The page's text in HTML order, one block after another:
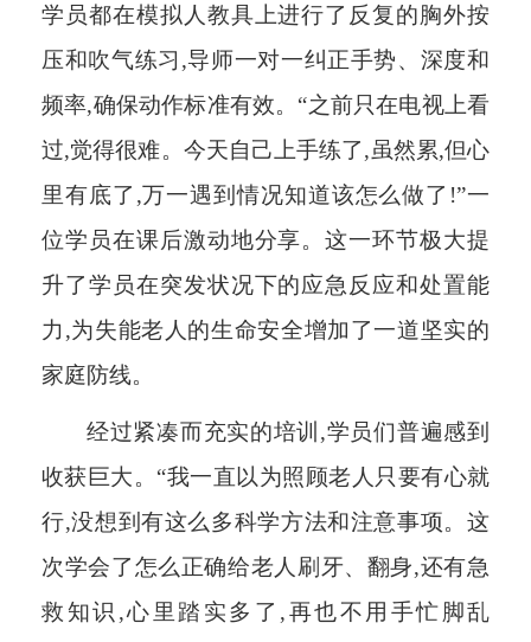
学员都在模拟人教具上进行了反复的胸外按
压和吹气练习,导师一对一纠正手势、深度和
频率,确保动作标准有效。“之前只在电视上看
过,觉得很难。今天自己上手练了,虽然累,但心
里有底了,万一遇到情况知道该怎么做了!”一
位学员在课后激动地分享。这一环节极大提
升了学员在突发状况下的应急反应和处置能
力,为失能老人的生命安全增加了一道坚实的
家庭防线。
经过紧凑而充实的培训,学员们普遍感到
收获巨大。“我一直以为照顾老人只要有心就
行,没想到有这么多科学方法和注意事项。这
次学会了怎么正确给老人刷牙、翻身,还有急
救知识,心里踏实多了,再也不用手忙脚乱